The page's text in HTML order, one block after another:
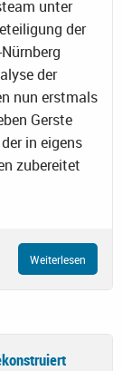
unter
der
der
nun erstmals
Gerste
in eigens
zubereitet
Weiterlesen